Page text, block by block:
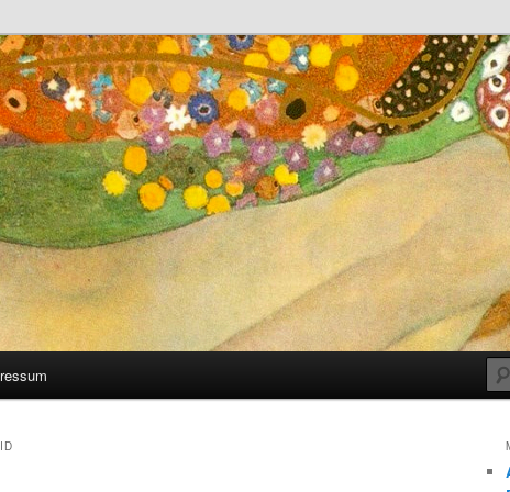
selber machen kann